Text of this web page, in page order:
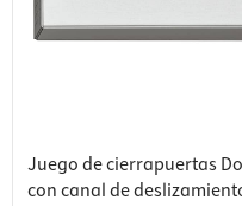
Juego de cierrapuertas
con canal de